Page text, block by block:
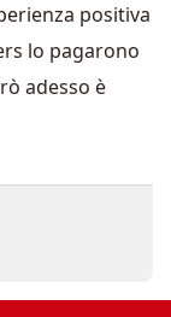
positiva
lo pagarono
adesso è